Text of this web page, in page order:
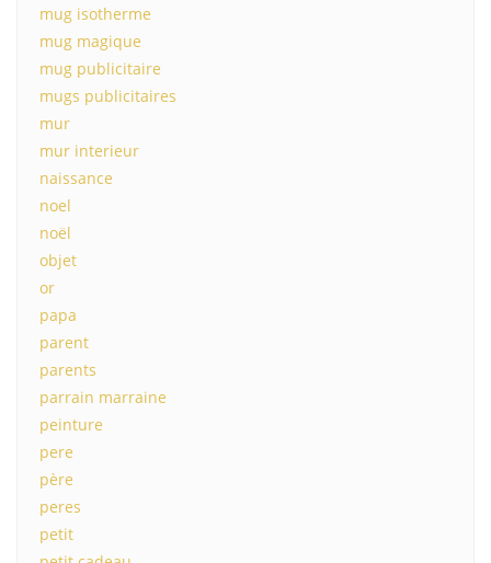
mug isotherme
mug magique
mug publicitaire
mugs publicitaires
mur
mur interieur
naissance
noel
noël
objet
or
papa
parent
parents
parrain marraine
peinture
pere
père
peres
petit